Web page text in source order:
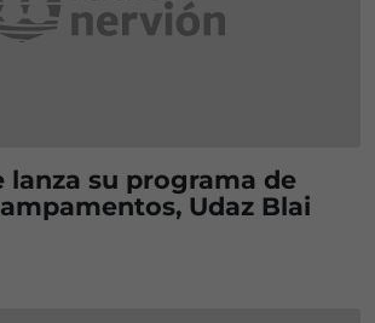
lanza su programa de
Udaz Blai